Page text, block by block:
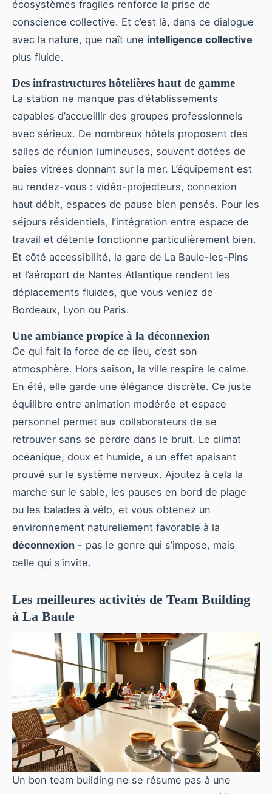
écosystèmes fragiles renforce la prise de
conscience collective. Et c’est là, dans ce dialogue
avec la nature, que naît une intelligence collective
plus fluide.
Des infrastructures hôtelières haut de gamme
La station ne manque pas d’établissements
capables d’accueillir des groupes professionnels
avec sérieux. De nombreux hôtels proposent des
salles de réunion lumineuses, souvent dotées de
baies vitrées donnant sur la mer. L’équipement est
au rendez-vous : vidéo-projecteurs, connexion
haut débit, espaces de pause bien pensés. Pour les
séjours résidentiels, l’intégration entre espace de
travail et détente fonctionne particulièrement bien.
Et côté accessibilité, la gare de La Baule-les-Pins
et l’aéroport de Nantes Atlantique rendent les
déplacements fluides, que vous veniez de
Bordeaux, Lyon ou Paris.
Une ambiance propice à la déconnexion
Ce qui fait la force de ce lieu, c’est son
atmosphère. Hors saison, la ville respire le calme.
En été, elle garde une élégance discrète. Ce juste
équilibre entre animation modérée et espace
personnel permet aux collaborateurs de se
retrouver sans se perdre dans le bruit. Le climat
océanique, doux et humide, a un effet apaisant
prouvé sur le système nerveux. Ajoutez à cela la
marche sur le sable, les pauses en bord de plage
ou les balades à vélo, et vous obtenez un
environnement naturellement favorable à la
déconnexion - pas le genre qui s’impose, mais
celle qui s’invite.
Les meilleures activités de Team Building
à La Baule
Un bon team building ne se résume pas à une